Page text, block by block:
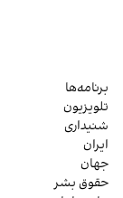
برنامه‌ها
تلویزیون
شنیداری
ایران
جهان
حقوق بشر